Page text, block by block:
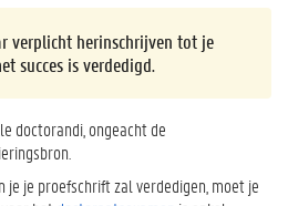
verplicht herinschrijven tot je
succes is verdedigd.
doctorandi, ongeacht de
je je proefschrift zal verdedigen, moet je